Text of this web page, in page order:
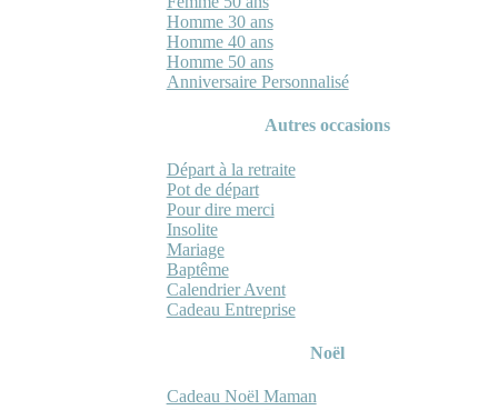
Homme 30 ans
Homme 40 ans
Homme 50 ans
Anniversaire Personnalisé
Autres occasions
Départ à la retraite
Pot de départ
Pour dire merci
Insolite
Mariage
Baptême
Calendrier Avent
Cadeau Entreprise
Noël
Cadeau Noël Maman